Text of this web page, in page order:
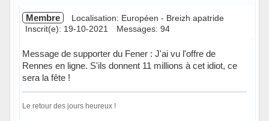
Membre
Localisation: Européen - Breizh apatride
Inscrit(e): 19-10-2021
Messages: 94
Message de supporter du Fener : J'ai vu l'offre de
Rennes en ligne. S'ils donnent 11 millions à cet idiot, ce
sera la fête !
Le retour des jours heureux !